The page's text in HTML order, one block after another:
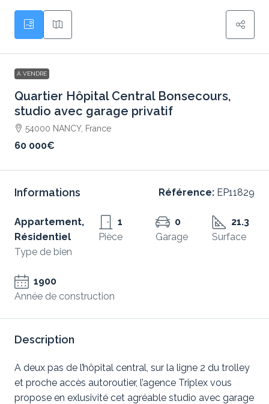
À VENDRE
Quartier Hôpital Central Bonsecours,
studio avec garage privatif
54000 NANCY, France
60 000€
Informations Référence: EP11829
Appartement,
Résidentiel
Type de bien
1
Pièce
0
Garage
21.3
Surface
1900
Année de construction
Description
A deux pas de l’hôpital central, sur la ligne 2 du trolley
et proche accès autoroutier, l’agence Triplex vous
propose en exlusivité cet agréable studio avec garage